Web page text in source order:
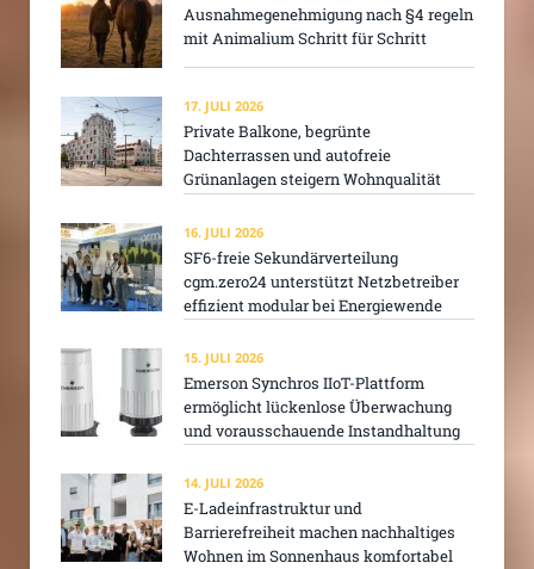
Ausnahmegenehmigung nach §4 regeln
mit Animalium Schritt für Schritt
17. JULI 2026
Private Balkone, begrünte
Dachterrassen und autofreie
Grünanlagen steigern Wohnqualität
16. JULI 2026
SF6-freie Sekundärverteilung
cgm.zero24 unterstützt Netzbetreiber
effizient modular bei Energiewende
15. JULI 2026
Emerson Synchros IIoT-Plattform
ermöglicht lückenlose Überwachung
und vorausschauende Instandhaltung
14. JULI 2026
E-Ladeinfrastruktur und
Barrierefreiheit machen nachhaltiges
Wohnen im Sonnenhaus komfortabel